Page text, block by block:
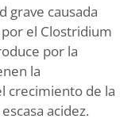
grave causada
el Clostridium
por la
la
crecimiento de la
acidez.